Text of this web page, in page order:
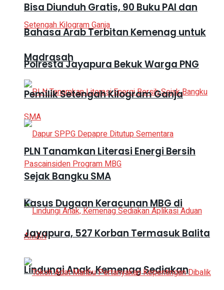
Bisa Diunduh Gratis, 90 Buku PAI dan
Bahasa Arab Terbitan Kemenag untuk
Madrasah
PLN Tanamkan Literasi Energi Bersih
Sejak Bangku SMA
Lindungi Anak, Kemenag Sediakan
Polresta Jayapura Bekuk Warga PNG
Pemilik Setengah Kilogram Ganja
Kasus Dugaan Keracunan MBG di
Jayapura, 527 Korban Termasuk Balita